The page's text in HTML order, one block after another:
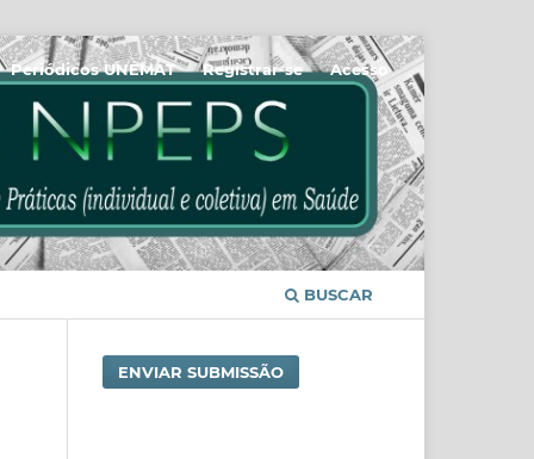
BUSCAR
Periódicos UNEMAT Registrar-se Acesso
ENVIAR SUBMISSÃO